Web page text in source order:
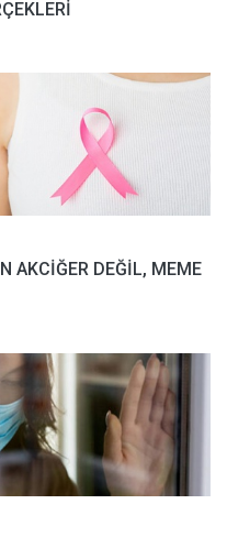
AKCİĞER DEĞİL, MEME